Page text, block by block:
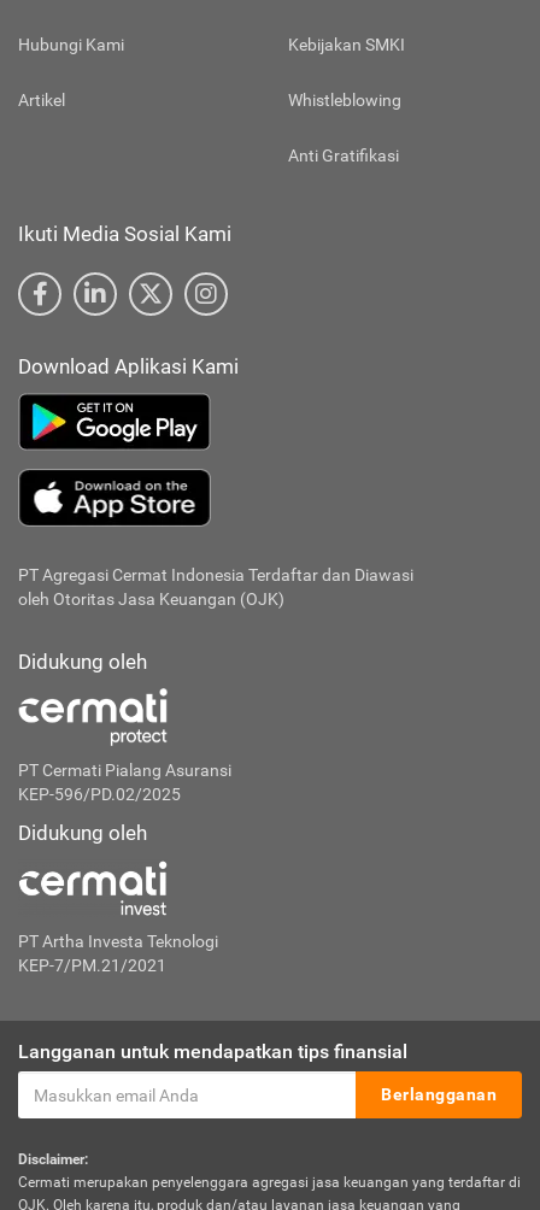
Hubungi Kami
Artikel
Kebijakan SMKI
Whistleblowing
Anti Gratifikasi
Ikuti Media Sosial Kami
Download Aplikasi Kami
PT Agregasi Cermat Indonesia Terdaftar dan Diawasi
oleh Otoritas Jasa Keuangan (OJK)
Didukung oleh
PT Cermati Pialang Asuransi
KEP-596/PD.02/2025
Didukung oleh
PT Artha Investa Teknologi
KEP-7/PM.21/2021
Langganan untuk mendapatkan tips finansial
Berlangganan
Disclaimer:
Cermati merupakan penyelenggara agregasi jasa keuangan yang terdaftar di
OJK. Oleh karena itu, produk dan/atau layanan jasa keuangan yang